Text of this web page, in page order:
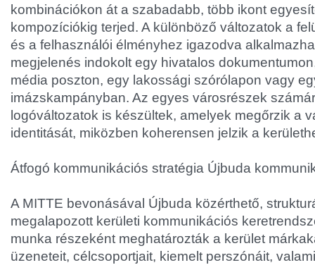
kombinációkon át a szabadabb, több ikont
kompozíciókig terjed. A különböző változatok a
és a felhasználói élményhez igazodva
megjelenés indokolt egy hivatalos
média poszton, egy lakossági szórólapon vagy
imázskampányban. Az egyes városrészek
logóváltozatok is készültek, amelyek megőrzik a
identitását, miközben koherensen jelzik a
Átfogó kommunikációs stratégia Újbuda
A MITTE bevonásával Újbuda közérthető,
megalapozott kerületi kommunikációs
munka részeként meghatározták a kerület
üzeneteit, célcsoportjait, kiemelt perszónáit,